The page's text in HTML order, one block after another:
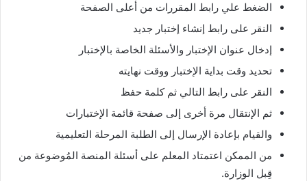
الضغط علي رابط المقررات من أعلى الصفحة
النقر على رابط إنشاء إختبار جديد
إدخال عنوان اﻹختبار واﻷسئلة الخاصة باﻹختبار
تحديد وقت بداية اﻹختبار ووقت نهايته
النقر على رابط التالي ثم كلمة حفظ
ثم الإنتقال مرة أخرى إلى صفحة قائمة اﻹختبارات
والقيام بإعادة الإرسال إلى الطلبة المرحلة التعليمية
من الممكن اعتمتاد المعلم على أسئلة المنصة المُوضوعة من
قِبل الوزارة.